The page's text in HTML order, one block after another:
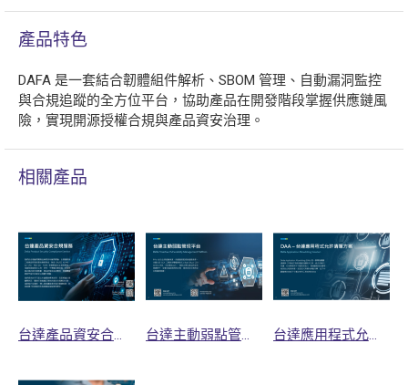
產品特色
DAFA 是一套結合韌體組件解析、SBOM 管理、自動漏洞監控
與合規追蹤的全方位平台，協助產品在開發階段掌握供應鏈風
險，實現開源授權合規與產品資安治理。
相關產品
台達產品資安合規服務 台達主動弱點管理平台 台達應用程式允許清單方案